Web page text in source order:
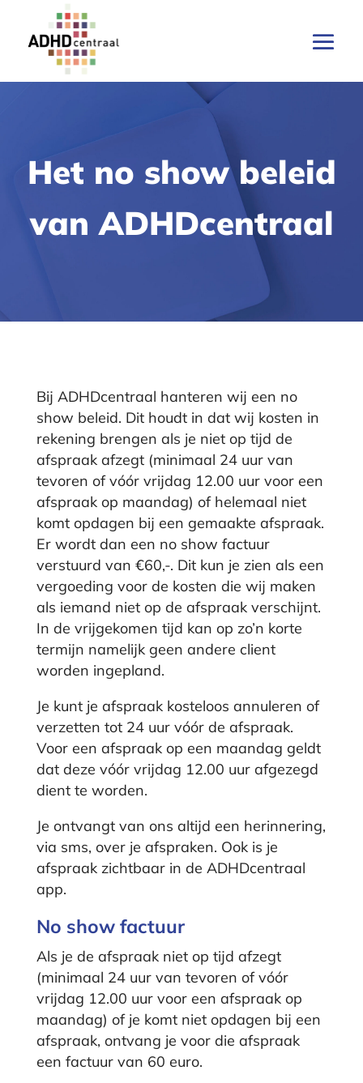
Het no show beleid
van ADHDcentraal
Bij ADHDcentraal hanteren wij een no
show beleid. Dit houdt in dat wij kosten in
rekening brengen als je niet op tijd de
afspraak afzegt (minimaal 24 uur van
tevoren of vóór vrijdag 12.00 uur voor een
afspraak op maandag) of helemaal niet
komt opdagen bij een gemaakte afspraak.
Er wordt dan een no show factuur
verstuurd van €60,-. Dit kun je zien als een
vergoeding voor de kosten die wij maken
als iemand niet op de afspraak verschijnt.
In de vrijgekomen tijd kan op zo’n korte
termijn namelijk geen andere client
worden ingepland.
Je kunt je afspraak kosteloos annuleren of
verzetten tot 24 uur vóór de afspraak.
Voor een afspraak op een maandag geldt
dat deze vóór vrijdag 12.00 uur afgezegd
dient te worden.
Je ontvangt van ons altijd een herinnering,
via sms, over je afspraken. Ook is je
afspraak zichtbaar in de ADHDcentraal
app.
No show factuur
Als je de afspraak niet op tijd afzegt
(minimaal 24 uur van tevoren of vóór
vrijdag 12.00 uur voor een afspraak op
maandag) of je komt niet opdagen bij een
afspraak, ontvang je voor die afspraak
een factuur van 60 euro.